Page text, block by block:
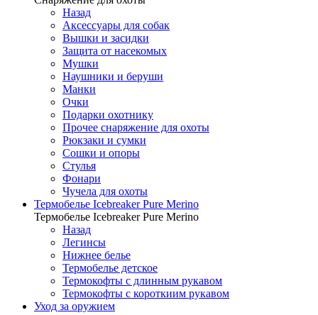
Назад
Аксессуары для собак
Вышки и засидки
Защита от насекомых
Мушки
Наушники и беруши
Манки
Очки
Подарки охотнику
Прочее снаряжение для охоты
Рюкзаки и сумки
Сошки и опоры
Стулья
Фонари
Чучела для охоты
Термобелье Icebreaker Pure Merino
Термобелье Icebreaker Pure Merino
Назад
Легинсы
Нижнее белье
Термобелье детское
Термокофты с длинным рукавом
Термокофты с короткиим рукавом
Уход за оружием